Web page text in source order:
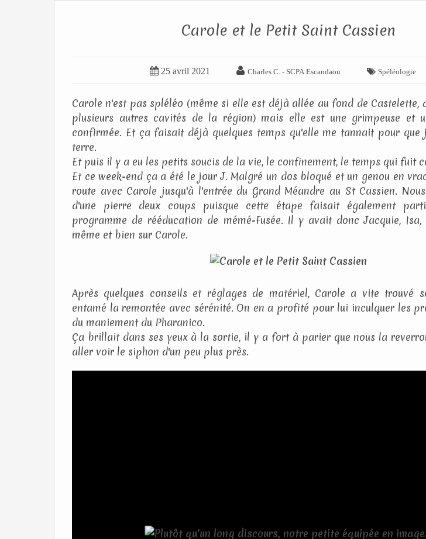
Carole et le Petit Saint Cassien
 25 avril 2021  Charles C. - SCPA Escandaou  Spéléologie
Carole n'est pas spléléo (même si elle est déjà allée au fond de Castelette,
plusieurs autres cavités de la région) mais elle est une grimpeuse et
confirmée. Et ça faisait déjà quelques temps qu'elle me tannait pour que
terre.
Et puis il y a eu les petits soucis de la vie, le confinement, le temps qui fuit
Et ce week-end ça a été le jour J. Malgré un dos bloqué et un genou en
route avec Carole jusqu'à l'entrée du Grand Méandre au St Cassien.
d'une pierre deux coups puisque cette étape faisait également
programme de rééducation de mémé-Fusée. Il y avait donc Jacquie,
même et bien sur Carole.
Après quelques conseils et réglages de matériel, Carole a vite trouvé
entamé la remontée avec sérénité. On en a profité pour lui inculquer les
du maniement du Pharanico.
Ça brillait dans ses yeux à la sortie, il y a fort à parier que nous la
aller voir le siphon d'un peu plus près.